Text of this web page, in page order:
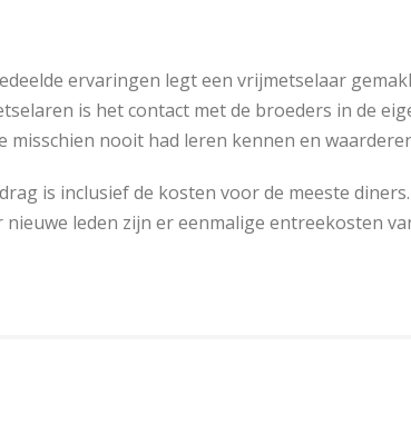
ervaringen legt een vrijmetselaar
is het contact met de broeders in de
nooit had leren kennen en
is inclusief de kosten voor de meeste
leden zijn er eenmalige entreekosten